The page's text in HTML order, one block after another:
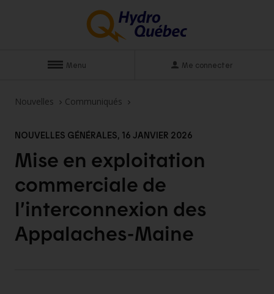
Menu Me connecter
Nouvelles Communiqués
NOUVELLES GÉNÉRALES, 16 JANVIER 2026
Mise en exploitation
commerciale de
l’interconnexion des
Appalaches-Maine